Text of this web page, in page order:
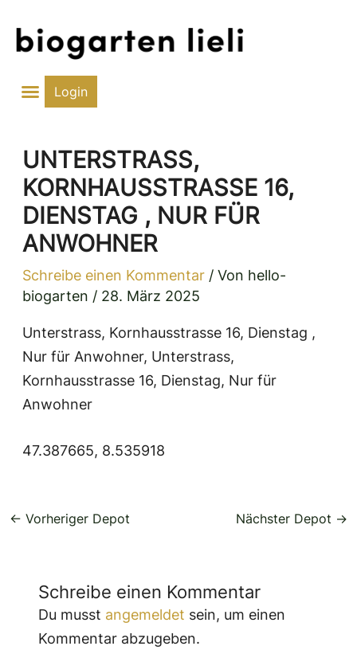
Inhalt
Login
UNTERSTRASS,
KORNHAUSSTRASSE 16,
DIENSTAG , NUR FÜR
ANWOHNER
Schreibe einen Kommentar / Von hello-
biogarten / 28. März 2025
Unterstrass, Kornhausstrasse 16, Dienstag ,
Nur für Anwohner, Unterstrass,
Kornhausstrasse 16, Dienstag, Nur für
Anwohner
47.387665, 8.535918
← Vorheriger Depot Nächster Depot →
Schreibe einen Kommentar
Du musst angemeldet sein, um einen
Kommentar abzugeben.